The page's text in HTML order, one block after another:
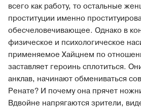
всего как работу, то остальные
проституции именно
обесчеловечивающее. Однако в
физическое и психологическое
применяемое Хайцнем по
заставляет героинь сплотиться.
анклав, начинают обмениваться
Ренате? И почему она прячет
Вдвойне напрягаются зрители,